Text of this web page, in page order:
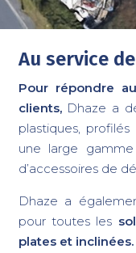
Au service
Pour répondre
clients,Dhaze a
plastiques,
une large
d’accessoires de
Dhaze a
pour toutes les
plates et inclinées.